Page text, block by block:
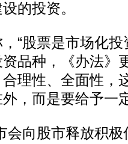
的投资。
股票是市场化投
品种，《办法》
理性、全面性，
，而是要给予一
向股市释放积极